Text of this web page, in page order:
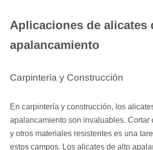
Aplicaciones de alicates
apalancamiento
Carpintería y Construcción
En carpintería y construcción, los
apalancamiento son invaluables. Cortar
y otros materiales resistentes es una
estos campos. Los alicates de alto